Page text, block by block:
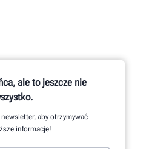
ale to jeszcze nie
aby otrzymywać
informacje!